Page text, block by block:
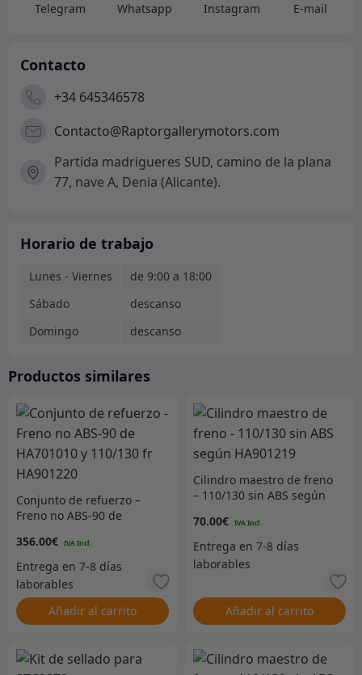
Telegram Whatsapp Instagram E-mail
Contacto
+34 645346578
Contacto@Raptorgallerymotors.com
Partida madrigueres SUD, camino de la plana
77, nave A, Denia (Alicante).
Horario de trabajo
Lunes - Viernes
de 9:00 a 18:00
Sábado
descanso
Domingo
descanso
Productos similares
Conjunto de refuerzo –
Freno no ABS-90 de
HA901220
356.00€
Añadir al carrito
Cilindro maestro de freno
– 110/130 sin ABS según
70.00€
Añadir al carrito